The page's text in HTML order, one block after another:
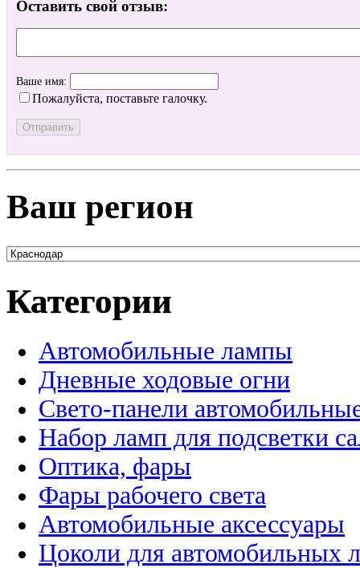
Оставить свой отзыв:
Ваше имя:
Пожалуйста, поставьте галочку.
Ваш регион
Категории
Автомобильные лампы
Дневные ходовые огни
Свето-панели
Набор ламп для подсветки
Оптика, фары
Фары рабочего света
Автомобильные аксессуары
Цоколи для автомобильных